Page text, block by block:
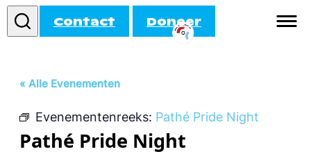
Contact Doneer
Activiteiten
« Alle Evenementen
Evenementenreeks: Pathé Pride Night
Pathé Pride Night